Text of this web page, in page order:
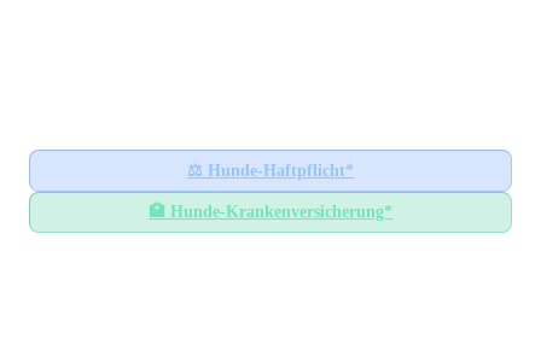
⚖️ Hunde-Haftpflicht*
🏥 Hunde-Krankenversicherung*